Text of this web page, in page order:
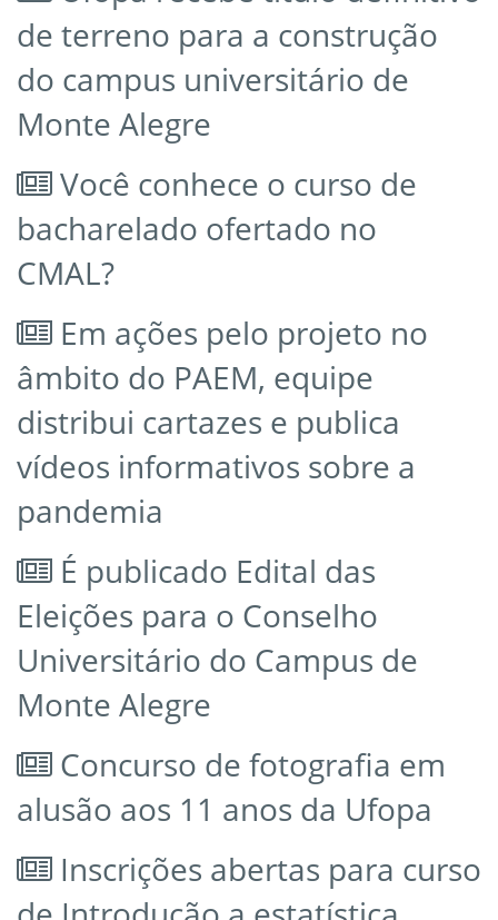
de terreno para a construção
do campus universitário de
Monte Alegre
Você conhece o curso de
bacharelado ofertado no
CMAL?
Em ações pelo projeto no
âmbito do PAEM, equipe
distribui cartazes e publica
vídeos informativos sobre a
pandemia
É publicado Edital das
Eleições para o Conselho
Universitário do Campus de
Monte Alegre
Concurso de fotografia em
alusão aos 11 anos da Ufopa
Inscrições abertas para curso